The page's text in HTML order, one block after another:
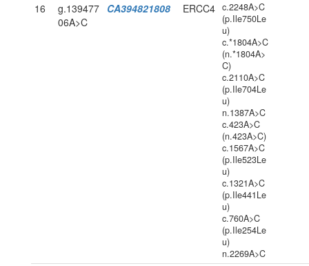
16
g.139477
06A>C
CA394821808 ERCC4 c.2248A>C
(p.Ile750Le
u)
c.*1804A>C
(n.*1804A>
C)
c.2110A>C
(p.Ile704Le
u)
n.1387A>C
c.423A>C
(n.423A>C)
c.1567A>C
(p.Ile523Le
u)
c.1321A>C
(p.Ile441Le
u)
c.760A>C
(p.Ile254Le
u)
n.2269A>C